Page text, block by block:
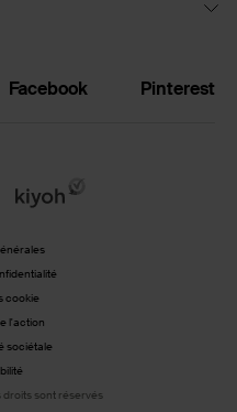
Facebook Pinterest
cookie
l'action
sociétale
droits sont réservés